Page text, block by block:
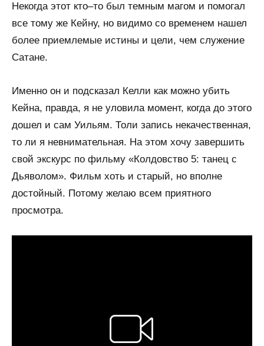
Некогда этот кто–то был темным магом и помогал
все тому же Кейну, но видимо со временем нашел
более приемлемые истины и цели, чем служение
Сатане.
Именно он и подсказал Келли как можно убить
Кейна, правда, я не уловила момент, когда до этого
дошел и сам Уильям. Толи запись некачественная,
то ли я невнимательная. На этом хочу завершить
свой экскурс по фильму «Колдовство 5: танец с
Дьяволом». Фильм хоть и старый, но вполне
достойный. Потому желаю всем приятного
просмотра.